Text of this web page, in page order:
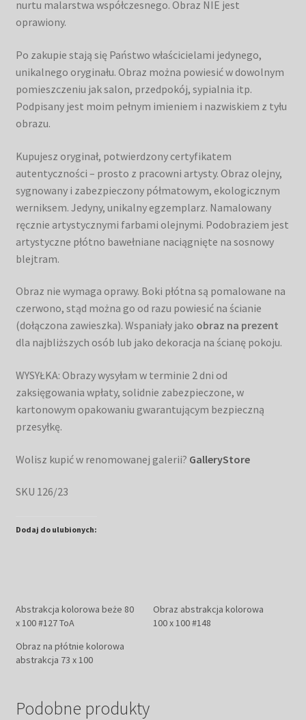
nurtu malarstwa współczesnego. Obraz NIE jest
oprawiony.
Po zakupie stają się Państwo właścicielami jedynego,
unikalnego oryginału. Obraz można powiesić w dowolnym
pomieszczeniu jak salon, przedpokój, sypialnia itp.
Podpisany jest moim pełnym imieniem i nazwiskiem z tyłu
obrazu.
Kupujesz oryginał, potwierdzony certyfikatem
autentyczności – prosto z pracowni artysty. Obraz olejny,
sygnowany i zabezpieczony półmatowym, ekologicznym
werniksem. Jedyny, unikalny egzemplarz. Namalowany
ręcznie artystycznymi farbami olejnymi. Podobraziem jest
artystyczne płótno bawełniane naciągnięte na sosnowy
blejtram.
Obraz nie wymaga oprawy. Boki płótna są pomalowane na
czerwono, stąd można go od razu powiesić na ścianie
(dołączona zawieszka). Wspaniały jako obraz na prezent
dla najbliższych osób lub jako dekoracja na ścianę pokoju.
WYSYŁKA: Obrazy wysyłam w terminie 2 dni od
zaksięgowania wpłaty, solidnie zabezpieczone, w
kartonowym opakowaniu gwarantującym bezpieczną
przesyłkę.
Wolisz kupić w renomowanej galerii? GalleryStore
SKU 126/23
Dodaj do ulubionych:
Abstrakcja kolorowa beże 80
x 100 #127 ToA
Obraz abstrakcja kolorowa
100 x 100 #148
Obraz na płótnie kolorowa
abstrakcja 73 x 100
Podobne produkty